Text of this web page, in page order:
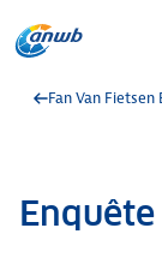
Fan Van Fietsen